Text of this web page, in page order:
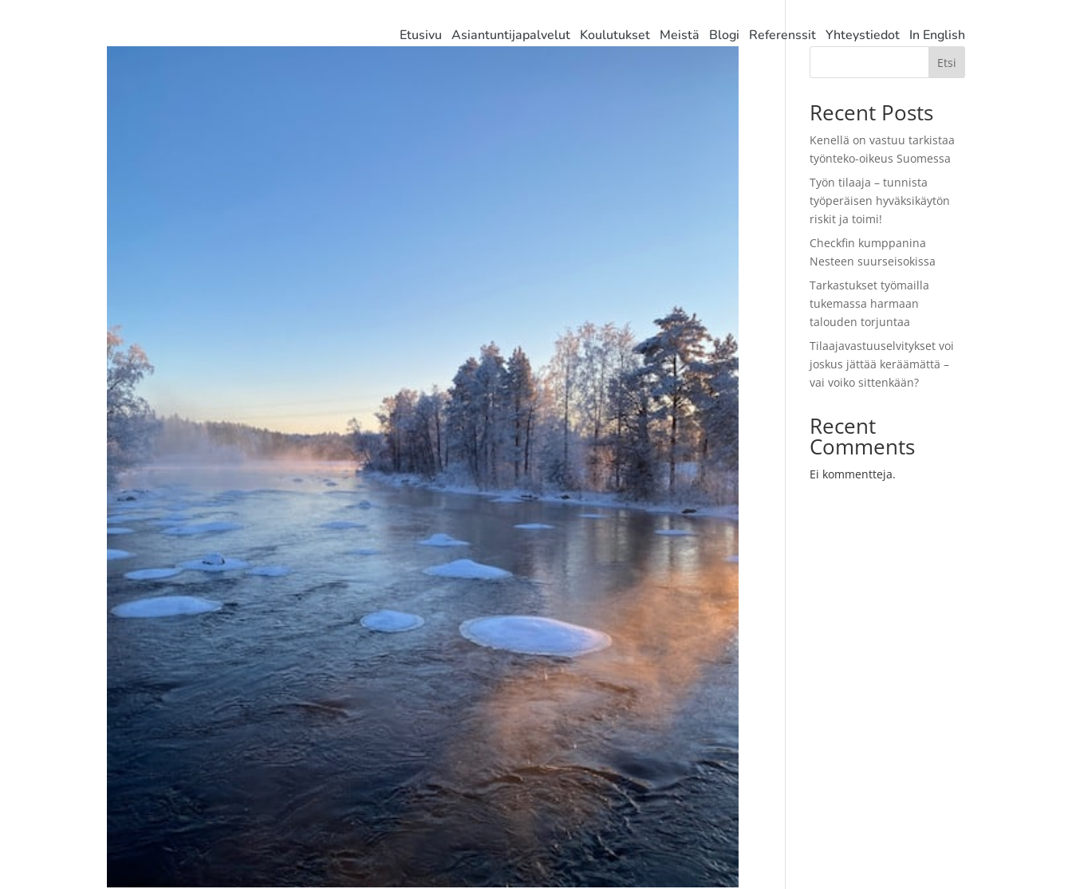
Etusivu Asiantuntijapalvelut Koulutukset Meistä Blogi Referenssit Yhteystiedot In English
Etsi
Recent Posts
Kenellä on vastuu tarkistaa
työnteko-oikeus Suomessa
Työn tilaaja – tunnista
työperäisen hyväksikäytön
riskit ja toimi!
Checkfin kumppanina
Nesteen suurseisokissa
Tarkastukset työmailla
tukemassa harmaan
talouden torjuntaa
Tilaajavastuuselvitykset voi
joskus jättää keräämättä –
vai voiko sittenkään?
Recent
Comments
Ei kommentteja.